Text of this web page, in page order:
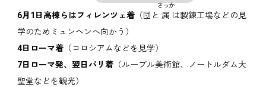
6月1日高棟らはフィレンツェ着（団と 属
さっか
は製錬工場などの見
学のためミュンヘンへ向かう）
4日ローマ着（コロシアムなどを見学）
7日ローマ発、翌日パリ着（ルーブル美術館、ノートルダム大
聖堂などを観光）